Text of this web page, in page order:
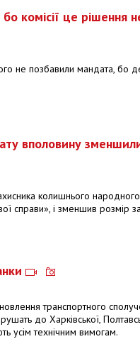
комісії це рішення
не позбавили мандата, бо
вполовину
колишнього
справи», і зменшив розмір
транспортного
до Харківської,
усім технічним вимогам.